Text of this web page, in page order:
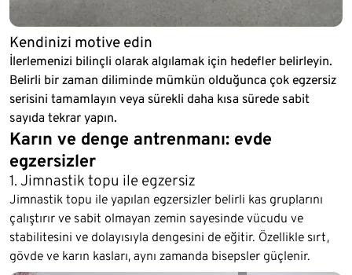
Kendinizi motive edin
İlerlemenizi bilinçli olarak algılamak için hedefler belirleyin.
Belirli bir zaman diliminde mümkün olduğunca çok egzersiz
serisini tamamlayın veya sürekli daha kısa sürede sabit
sayıda tekrar yapın.
Karın ve denge antrenmanı: evde
egzersizler
1. Jimnastik topu ile egzersiz
Jimnastik topu ile yapılan egzersizler belirli kas gruplarını
çalıştırır ve sabit olmayan zemin sayesinde vücudu ve
stabilitesini ve dolayısıyla dengesini de eğitir. Özellikle sırt,
gövde ve karın kasları, aynı zamanda bisepsler güçlenir.